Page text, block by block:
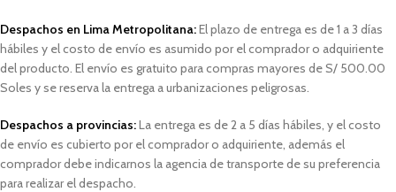
Despachos en Lima Metropolitana:El plazo de entrega es de 1 a 3 días
hábiles y el costo de envío es asumido por el comprador o adquiriente
del producto. El envío es gratuito para compras mayores de S/ 500.00
Soles yse reserva la entrega a urbanizaciones peligrosas.
Despachos a provincias:La entrega es de 2 a 5 días hábiles, y el costo
de envío es cubierto por el comprador o adquiriente, además el
comprador debe indicarnos la agencia de transporte de su preferencia
para realizar el despacho.